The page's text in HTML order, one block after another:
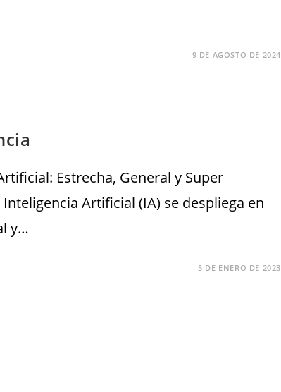
9 DE AGOSTO DE 2024
Estrecha, General y Super
Artificial (IA) se despliega en
y…
5 DE ENERO DE 2023